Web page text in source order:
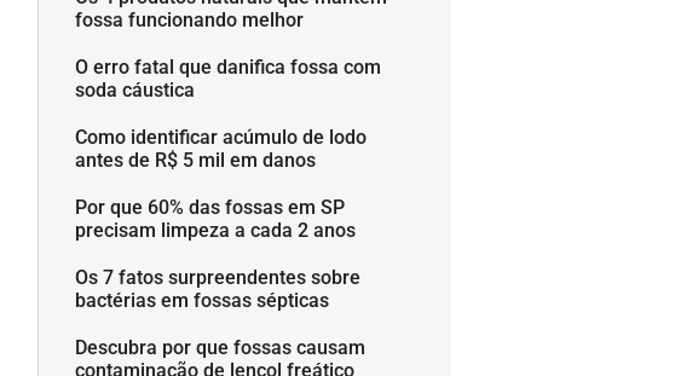
fossa funcionando melhor
O erro fatal que danifica fossa com
soda cáustica
Como identificar acúmulo de lodo
antes de R$ 5 mil em danos
Por que 60% das fossas em SP
precisam limpeza a cada 2 anos
Os 7 fatos surpreendentes sobre
bactérias em fossas sépticas
Descubra por que fossas causam
contaminação de lençol freático